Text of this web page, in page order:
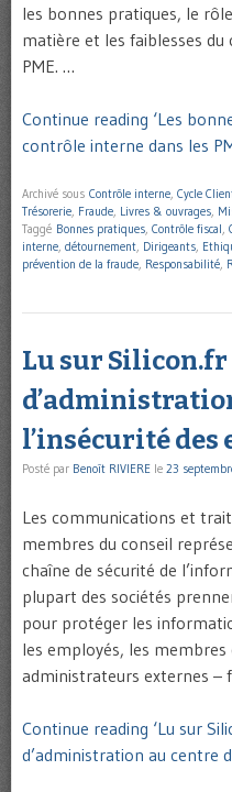
les bonnes pratiques, le
matière et les faiblesses
PME. …
Continue reading ‘Les
contrôle interne dans les
Archivé sous Contrôle interne, Cycle
Trésorerie, Fraude, Livres & ouvrages,
Taggé Bonnes pratiques, Contrôle fiscal,
interne, détournement, Dirigeants,
prévention de la fraude, Responsabilité,
Lu sur Silicon.fr
l’insécurité des
Posté par Benoît RIVIERE le 23
Les communications et
membres du conseil
chaîne de sécurité de
plupart des sociétés
pour protéger les
les employés, les membres
administrateurs externes
Continue reading ‘Lu sur
d’administration au centre